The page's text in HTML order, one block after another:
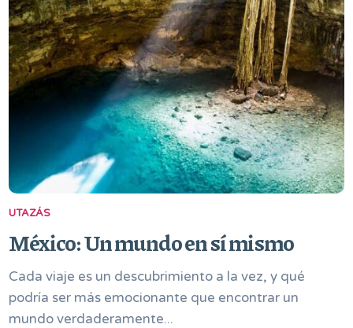
UTAZÁS
México: Un mundo en sí mismo
Cada viaje es un descubrimiento a la vez, y qué
podría ser más emocionante que encontrar un
mundo verdaderamente...